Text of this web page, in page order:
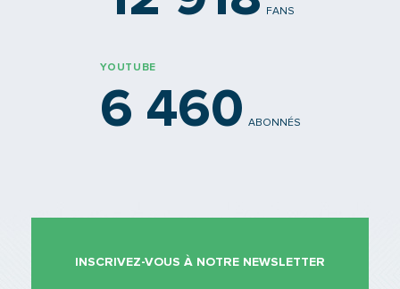
FANS
YOUTUBE
6 460 ABONNÉS
INSCRIVEZ-VOUS À NOTRE NEWSLETTER